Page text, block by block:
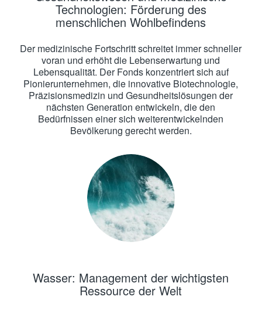
Technologien: Förderung des
menschlichen Wohlbefindens
Der medizinische Fortschritt schreitet immer schneller
voran und erhöht die Lebenserwartung und
Lebensqualität. Der Fonds konzentriert sich auf
Pionierunternehmen, die innovative Biotechnologie,
Präzisionsmedizin und Gesundheitslösungen der
nächsten Generation entwickeln, die den
Bedürfnissen einer sich weiterentwickelnden
Bevölkerung gerecht werden.
Wasser: Management der wichtigsten
Ressource der Welt